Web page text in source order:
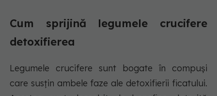
Cum sprijină legumele crucifere
detoxifierea
Legumele crucifere sunt bogate în compuși
care susțin ambele faze ale detoxifierii ficatului.